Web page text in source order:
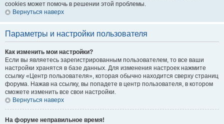
cookies может помочь в решении этой проблемы.
Вернуться наверх
Параметры и настройки пользователя
Как изменить мои настройки?
Если вы являетесь зарегистрированным пользователем, то все ваши
настройки хранятся в базе данных. Для изменения настроек нажмите
ссылку «Центр пользователя», которая обычно находится сверху страниц
форума. Нажав на ссылку, вы попадете в центр пользователя, в котором
сможете изменить все свои настройки.
Вернуться наверх
На форуме неправильное время!